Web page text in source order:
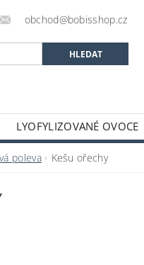
obchod@bobisshop.cz
LYOFYLIZOVANÉ OVOCE
BLOG OBCHODNÍ
poleva Kešu ořechy